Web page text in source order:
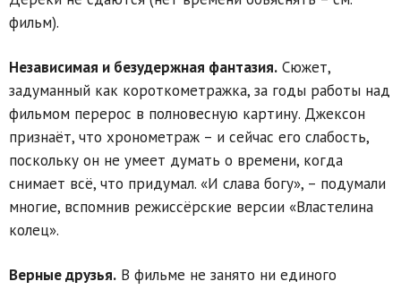
фильм).
Независимая и безудержная фантазия. Сюжет,
задуманный как короткометражка, за годы работы над
фильмом перерос в полновесную картину. Джексон
признаёт, что хронометраж – и сейчас его слабость,
поскольку он не умеет думать о времени, когда
снимает всё, что придумал. «И слава богу», – подумали
многие, вспомнив режиссёрские версии «Властелина
колец».
Верные друзья. В фильме не занято ни единого